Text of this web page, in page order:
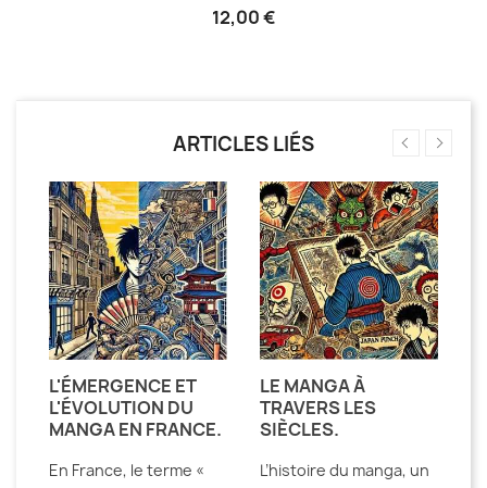
12,00 €
ARTICLES LIÉS
L'ÉMERGENCE ET
L'ÉVOLUTION DU
MANGA EN FRANCE.
En France, le terme «
LE MANGA À
TRAVERS LES
SIÈCLES.
L’histoire du manga, un